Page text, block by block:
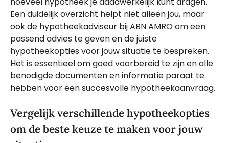
Een duidelijk overzicht helpt niet alleen jou, maar
ook de hypotheekadviseur bij ABN AMRO om een
passend advies te geven en de juiste
hypotheekopties voor jouw situatie te bespreken.
Het is essentieel om goed voorbereid te zijn en alle
benodigde documenten en informatie paraat te
hebben voor een succesvolle hypotheekaanvraag.
Vergelijk verschillende hypotheekopties
om de beste keuze te maken voor jouw